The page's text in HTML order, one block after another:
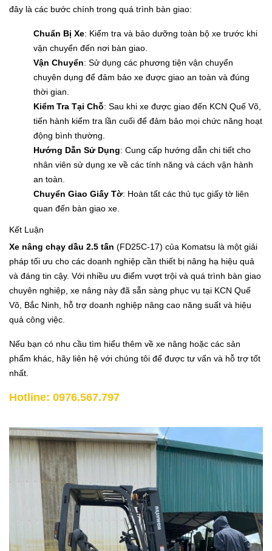
đây là các bước chính trong quá trình bàn giao:
Chuẩn Bị Xe: Kiểm tra và bảo dưỡng toàn bộ xe trước khi
vận chuyển đến nơi bàn giao.
Vận Chuyển: Sử dụng các phương tiện vận chuyển
chuyên dụng để đảm bảo xe được giao an toàn và đúng
thời gian.
Kiểm Tra Tại Chỗ: Sau khi xe được giao đến KCN Quế Võ,
tiến hành kiểm tra lần cuối để đảm bảo mọi chức năng hoạt
động bình thường.
Hướng Dẫn Sử Dụng: Cung cấp hướng dẫn chi tiết cho
nhân viên sử dụng xe về các tính năng và cách vận hành
an toàn.
Chuyển Giao Giấy Tờ: Hoàn tất các thủ tục giấy tờ liên
quan đến bàn giao xe.
Kết Luận
Xe nâng chạy dầu 2.5 tấn (FD25C-17) của Komatsu là một giải
pháp tối ưu cho các doanh nghiệp cần thiết bị nâng hạ hiệu quả
và đáng tin cậy. Với nhiều ưu điểm vượt trội và quá trình bàn giao
chuyên nghiệp, xe nâng này đã sẵn sàng phục vụ tại KCN Quế
Võ, Bắc Ninh, hỗ trợ doanh nghiệp nâng cao năng suất và hiệu
quả công việc.
Nếu bạn có nhu cầu tìm hiểu thêm về xe nâng hoặc các sản
phẩm khác, hãy liên hệ với chúng tôi để được tư vấn và hỗ trợ tốt
nhất.
Hotline: 0976.567.797